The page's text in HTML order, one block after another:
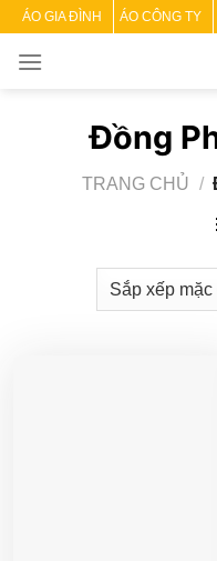
Skip
content
ÁO GIA ĐÌNH ÁO CÔNG TY
Đồng
TRANG CHỦ /